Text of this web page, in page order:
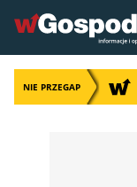
NIE PRZEGAP